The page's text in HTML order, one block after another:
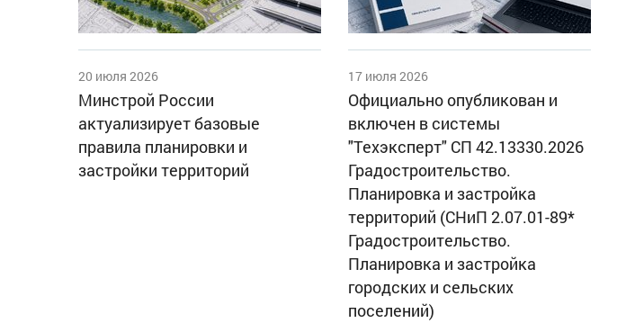
20 июля 2026
Минстрой России
актуализирует базовые
правила планировки и
застройки территорий
17 июля 2026
Официально опубликован и
включен в системы
"Техэксперт" СП 42.13330.2026
Градостроительство.
Планировка и застройка
территорий (СНиП 2.07.01-89*
Градостроительство.
Планировка и застройка
городских и сельских
поселений)